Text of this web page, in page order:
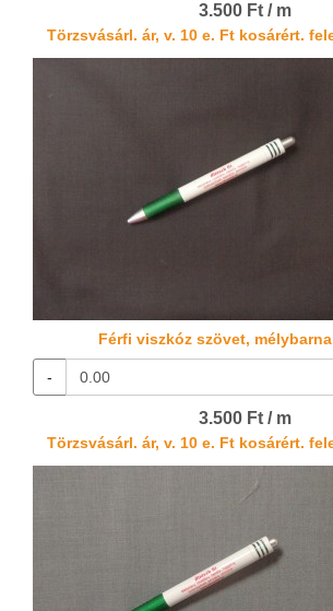
3.500 Ft / m
Törzsvásárl. ár, v. 10 e. Ft kosárért.
Férfi viszkóz szövet, mélybarna
-
3.500 Ft / m
Törzsvásárl. ár, v. 10 e. Ft kosárért.